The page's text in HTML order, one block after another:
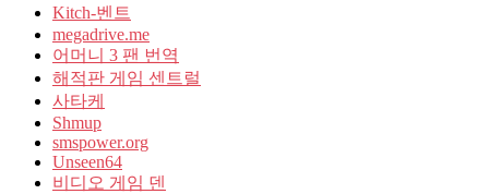
Kitch-벤트
megadrive.me
어머니 3 팬 번역
해적판 게임 센트럴
사타케
Shmup
smspower.org
Unseen64
비디오 게임 덴